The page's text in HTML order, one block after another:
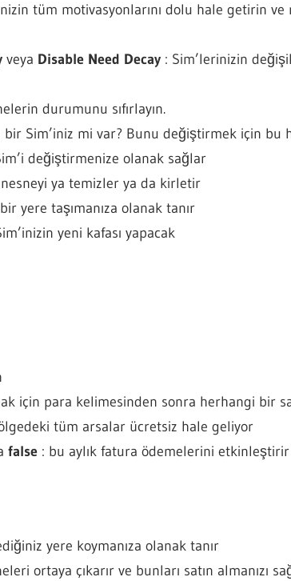
tüm motivasyonlarını dolu hale getirin
veya Disable Need Decay : Sim’lerinizin
durumunu sıfırlayın.
bir Sim’iniz mi var? Bunu değiştirmek için bu
değiştirmenize olanak sağlar
ya temizler ya da kirletir
yere taşımanıza olanak tanır
yeni kafası yapacak
için para kelimesinden sonra herhangi bir
tüm arsalar ücretsiz hale geliyor
false : bu aylık fatura ödemelerini etkinleştirir
yere koymanıza olanak tanır
ortaya çıkarır ve bunları satın almanızı